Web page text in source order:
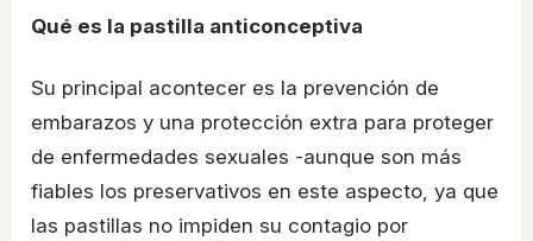
Qué es la pastilla anticonceptiva
Su principal acontecer es la prevención de
embarazos y una protección extra para proteger
de enfermedades sexuales -aunque son más
fiables los preservativos en este aspecto, ya que
las pastillas no impiden su contagio por